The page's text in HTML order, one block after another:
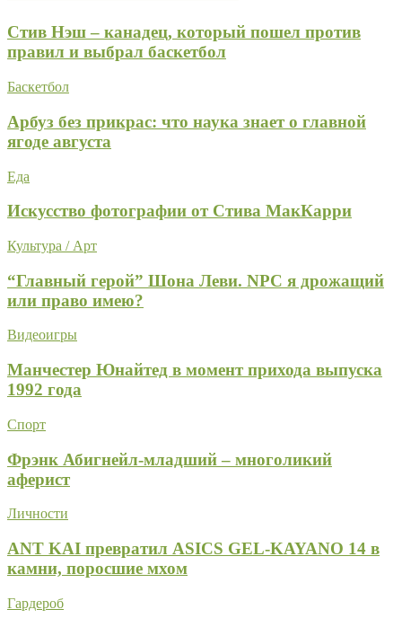
Стив Нэш – канадец, который пошел против
правил и выбрал баскетбол
Баскетбол
Арбуз без прикрас: что наука знает о главной
ягоде августа
Еда
Искусство фотографии от Стива МакКарри
Культура / Арт
“Главный герой” Шона Леви. NPC я дрожащий
или право имею?
Видеоигры
Манчестер Юнайтед в момент прихода выпуска
1992 года
Спорт
Фрэнк Абигнейл-младший – многоликий
аферист
Личности
ANT KAI превратил ASICS GEL-KAYANO 14 в
камни, поросшие мхом
Гардероб